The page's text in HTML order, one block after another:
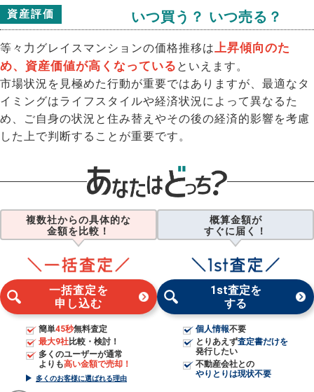
資産評価 いつ買う？ いつ売る？
等々力グレイスマンションの価格推移は 上昇傾向のた
め、資産価値が高くなっている といえます。
市場状況を見極めた行動が重要ではありますが、最適なタ
イミングはライフスタイルや経済状況によって異なるた
め、ご自身の状況と住み替えやその後の経済的影響を考慮
した上で判断することが重要です。
複数社からの具体的な
金額を比較！
一括査定を
申し込む
簡単45秒無料査定
最大9社比較・検討！
多くのユーザーが通常
よりも高い金額で売却！
多くのお客様に選ばれる理由
概算金額が
すぐに届く！
1st査定を
する
個人情報不要
とりあえず査定書だけを
発行したい
不動産会社との
やりとりは現状不要